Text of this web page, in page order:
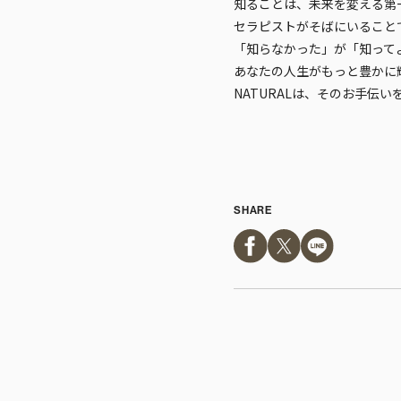
知ることは、未来を変える第
セラピストがそばにいること
「知らなかった」が「知っ
あなたの人生がもっと豊か
NATURALは、そのお手伝い
SHARE